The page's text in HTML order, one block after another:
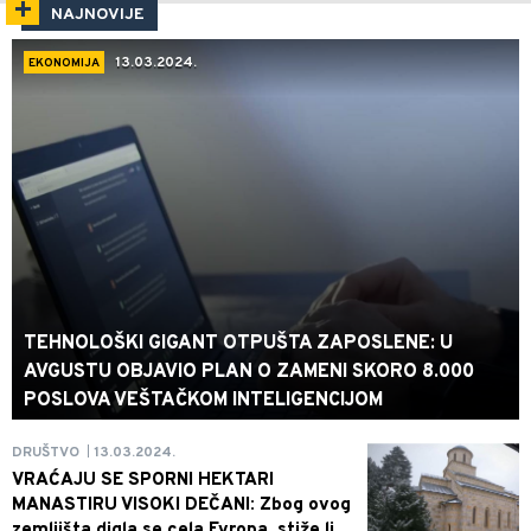
NAJNOVIJE
EKONOMIJA 13.03.2024.
TEHNOLOŠKI GIGANT OTPUŠTA ZAPOSLENE: U
AVGUSTU OBJAVIO PLAN O ZAMENI SKORO 8.000
POSLOVA VEŠTAČKOM INTELIGENCIJOM
DRUŠTVO 13.03.2024.
VRAĆAJU SE SPORNI HEKTARI
MANASTIRU VISOKI DEČANI: Zbog ovog